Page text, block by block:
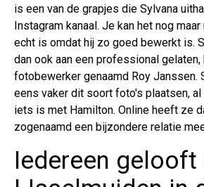
is een van de grapjes die Sylvana
Instagram kanaal. Je kan het nog
echt is omdat hij zo goed bewerkt is.
dan ook aan een professional gelaten,
fotobewerker genaamd Roy Janssen.
eens vaker dit soort foto's plaatsen,
iets is met Hamilton. Online heeft ze
zogenaamd een bijzondere relatie
Iedereen gelooft